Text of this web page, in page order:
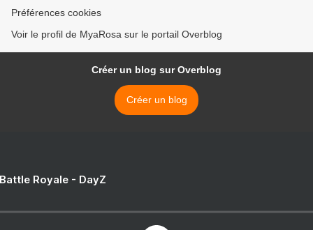
Préférences cookies
Voir le profil de MyaRosa sur le portail Overblog
Créer un blog sur Overblog
Créer un blog
Royale - DayZ